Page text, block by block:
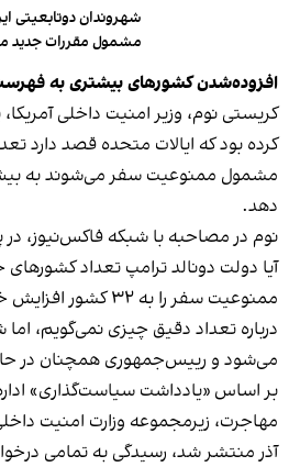
مشمول مقررات جدید
افزوده‌شدن کشورهای بیشتری به
کرده بود که ایالات متحده قصد دارد
دهد.
نوم در مصاحبه با شبکه فاکس‌نیوز،
آیا دولت دونالد ترامپ تعداد
ممنوعیت سفر را به ۳۲
می‌شود و رییس‌جمهوری همچنان در
بر اساس «یادداشت سیاست‌گذاری»
آذر منتشر شد، رسیدگی به تمامی